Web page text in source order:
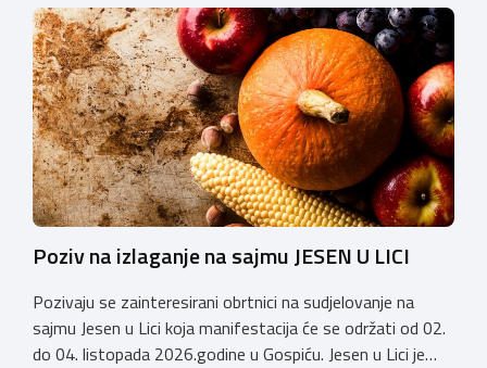
održati 12. rujna u Kongresnom centru na Zagrebačkom
velesajmu. Susret će i ove godine okupiti groomere,
stručnjake i zaljubljenike u njegu pasa iz cijele Hrvatske,
[…]
Poziv na izlaganje na sajmu JESEN U LICI
Pozivaju se zainteresirani obrtnici na sudjelovanje na
sajmu Jesen u Lici koja manifestacija će se održati od 02.
do 04. listopada 2026.godine u Gospiću. Jesen u Lici je